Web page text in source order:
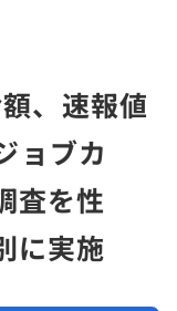
、速報値
ョブカ
査を性
に実施